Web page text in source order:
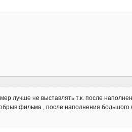
лучше не выставлять т.к. после
фильма , после наполнения